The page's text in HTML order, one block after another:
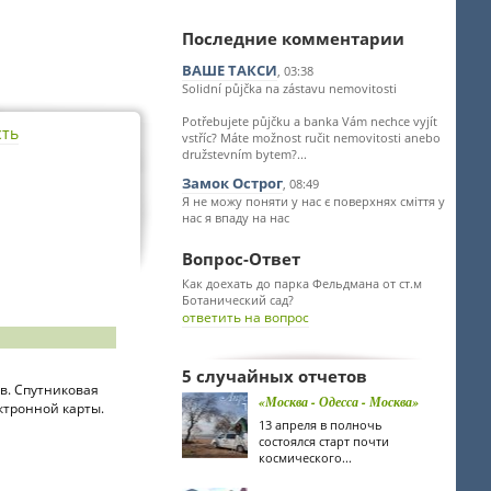
Спутниковая
карты.
Последние комментарии
ВАШЕ ТАКСИ, 03:38
Solidní půjčka na zástavu nemovitosti
Potřebujete půjčku a banka Vám nechce vyjít
vstříc? Máte možnost ručit nemovitosti anebo
družstevním bytem?...
Замок Острог, 08:49
Я не можу поняти у нас є поверхнях сміття у
нас я впаду на нас
Вопрос-Ответ
Как доехать до парка Фельдмана от ст.м
Ботанический сад?
ответить на вопрос
5 случайных отчетов
«Москва - Одесса - Москва»
13 апреля в полночь
состоялся старт почти
космического...